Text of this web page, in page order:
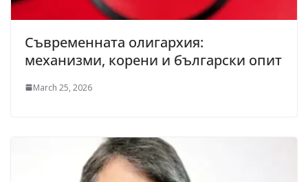
Съвременната олигархия:
механизми, корени и български опит
March 25, 2026